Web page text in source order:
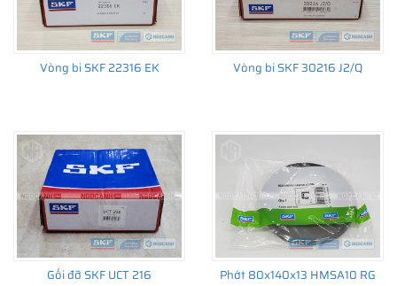
Vòng bi SKF 22316 EK Vòng bi SKF 30216 J2/Q
Gối đỡ SKF UCT 216 Phớt 80x140x13 HMSA10 RG